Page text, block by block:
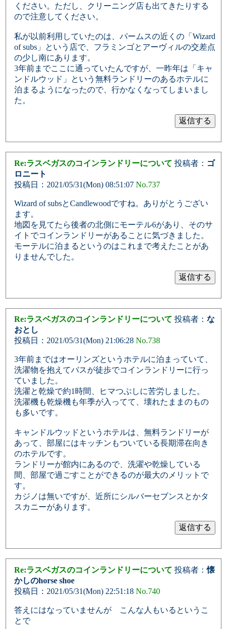
ください。ただし、クリーニング店も出てきたりする
ので注意してください。
私が以前利用していたのは、パームスの近くの「Wizard
of subs」という店で、フラミンゴとアーヴィルの交差点
の少し南にあります。
3年前までここに通っていたんですが、一昨年は「キャ
ンドルウッド」という無料ランドリーのあるホテルに
泊まるようになったので、行かなくなってしまいまし
た。
Re:ラスベガスのコインランドリーについて 投稿者： ゴ
ロニート
投稿日：2021/05/31(Mon) 08:51:07 No.737
Wizard of subsとCandlewoodですね。ありがとうござい
ます。
地図を見てたら後者の北側にモーテル6があり、そのサ
イトでコインランドリーがあることに気づきました。
モーテルに泊まるというのはこれまで考えたことがあ
りませんでした。
Re:ラスベガスのコインランドリーについて 投稿者： な
おとし
投稿日：2021/05/31(Mon) 21:06:28 No.738
3年前まではオーリンズというホテルに泊まっていて、
洗濯物を抱えてバスが徒歩でコインランドリーに行っ
ていました。
洗濯と乾燥で約1時間、ヒマつぶしに苦労しました。
洗濯機も乾燥機も年季が入ってて、壊れたままのもの
も多いです。
キャンドルウッドというホテルは、無料ランドリーが
あって、部屋にはキッチンもついている長期滞在向き
のホテルです。
ランドリーが館内にあるので、洗濯や乾燥している
間、部屋で過ごすことができるのが最大のメリットで
す。
カジノは無いですが、近所にシルバーセブンスとかタ
スカニーがあります。
Re:ラスベガスのコインランドリーについて 投稿者：懐
かしのhorse shoe
投稿日：2021/05/31(Mon) 22:51:18 No.740
答えにはなっていませんが こんな人もいるというこ
とで